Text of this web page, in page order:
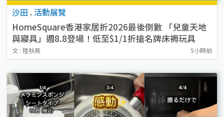
沙田 . 活動展覽
HomeSquare香港家居折2026最後倒數 「兒童天地
與寢具」週8.8登場！低至$1/1折搶名牌床褥玩具
文 : 陸秋燕 5小時前